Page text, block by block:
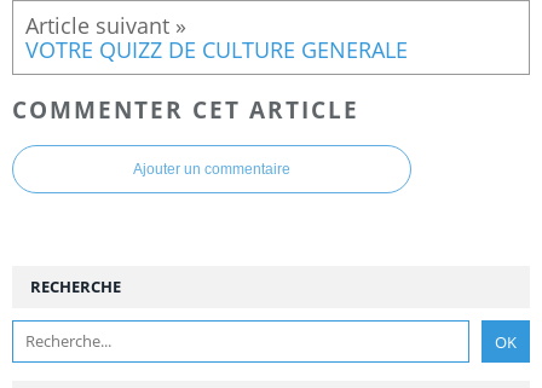
VOTRE QUIZZ DE CULTURE GENERALE
COMMENTER CET ARTICLE
Ajouter un commentaire
RECHERCHE